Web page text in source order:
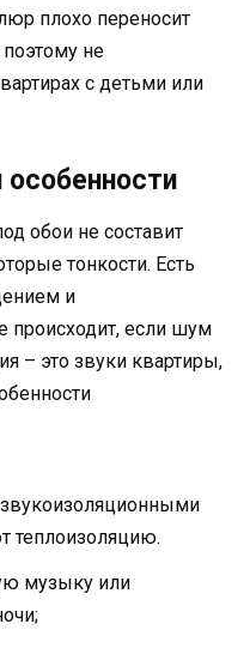
плохо переносит
не
с детьми или
обои не составит
тонкости. Есть
и
происходит, если шум
– это звуки квартиры,
теплоизоляцию.
музыку или